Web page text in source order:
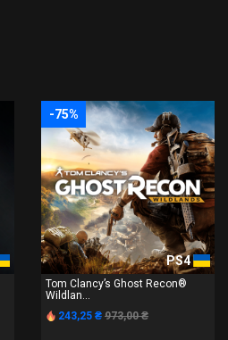
-75%
PS4
Tom Clancy’s Ghost Recon®
Wildlan...
243,25 ₴ 973,00 ₴